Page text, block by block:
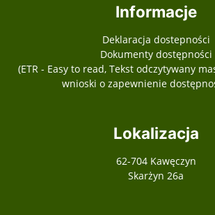
Informacje
Deklaracja dostepności
Dokumenty dostępności
(ETR - Easy to read, Tekst odczytywany
wnioski o zapewnienie
Lokalizacja
62-704 Kawęczyn
Skarżyn 26a